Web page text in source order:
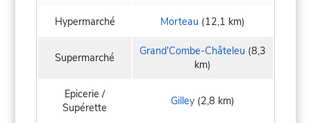
Hypermarché Morteau (12,1 km)
Supermarché Grand'Combe-Châteleu (8,3
km)
Epicerie /
Supérette
Gilley (2,8 km)